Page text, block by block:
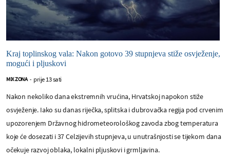
Kraj toplinskog vala: Nakon gotovo 39 stupnjeva stiže osvježenje,
mogući i pljuskovi
MIX ZONA - prije 13 sati
Nakon nekoliko dana ekstremnih vrućina, Hrvatskoj napokon stiže
osvježenje. Iako su danas riječka, splitska i dubrovačka regija pod crvenim
upozorenjem Državnog hidrometeorološkog zavoda zbog temperatura
koje će dosezati i 37 Celzijevih stupnjeva, u unutrašnjosti se tijekom dana
očekuje razvoj oblaka, lokalni pljuskovi i grmljavina.